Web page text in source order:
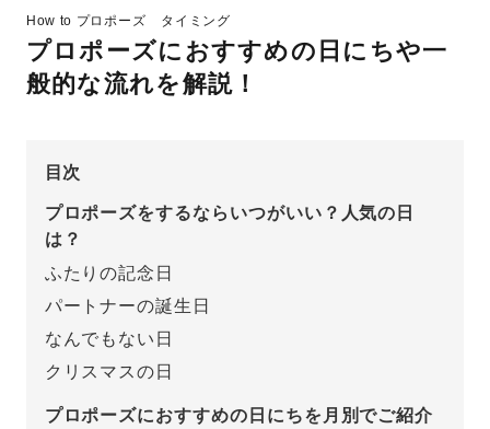
How to プロポーズ タイミング
プロポーズにおすすめの日にちや一
般的な流れを解説！
目次
プロポーズをするならいつがいい？人気の日
は？
ふたりの記念日
パートナーの誕生日
なんでもない日
クリスマスの日
プロポーズにおすすめの日にちを月別でご紹介
プロポーズサポート
スペシャルプロポーズイベント
プロポーズアイテム
おすすめの婚約指輪
先輩の体験談
プロポーズ知恵袋
プロポーズ意識調査結果一覧
婚約指輪選び方ガイド
ダイヤモンドの品質とは？
アイプリモについて
ニュース
婚約指輪のご購入と